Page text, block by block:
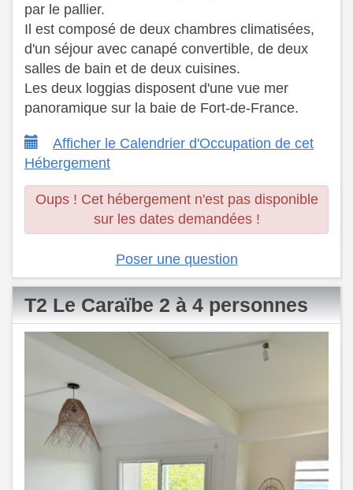
par le pallier.
Il est composé de deux chambres climatisées,
d'un séjour avec canapé convertible, de deux
salles de bain et de deux cuisines.
Les deux loggias disposent d'une vue mer
panoramique sur la baie de Fort-de-France.
Afficher le Calendrier d'Occupation de cet
Hébergement
Oups ! Cet hébergement n'est pas disponible
sur les dates demandées !
Poser une question
T2 Le Caraïbe 2 à 4 personnes
Previous